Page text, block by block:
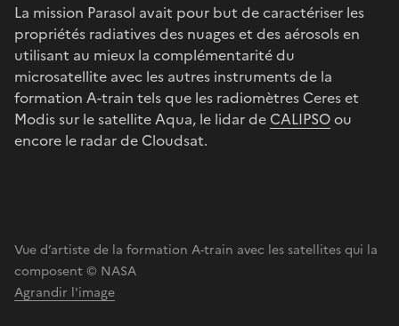
La mission Parasol avait pour but de caractériser les
propriétés radiatives des nuages et des aérosols en
utilisant au mieux la complémentarité du
microsatellite avec les autres instruments de la
formation A-train tels que les radiomètres Ceres et
Modis sur le satellite Aqua, le lidar de CALIPSOou
encore le radar de Cloudsat.
Vue d’artiste de la formation A-train avec les satellites qui la
composent © NASA
Agrandir l'image